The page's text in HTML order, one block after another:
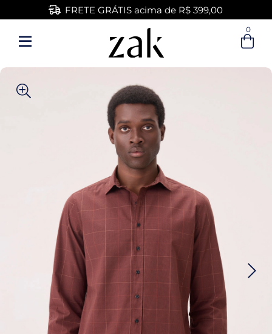
Entre com email ou cpf/cnpj
Criar nova conta
FRETE GRÁTIS acima de R$ 399,00
0